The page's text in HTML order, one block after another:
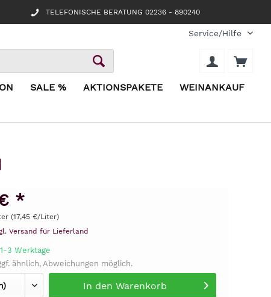
TELEFONISCHE BERATUNG 02236 - 890240
Service/Hilfe
SALE % AKTIONSPAKETE WEINANKAUF
*
(17,45 €/Liter)
Versand für Lieferland
3 Werktage
ähnlich, Abweichungen möglich.
In den Warenkorb